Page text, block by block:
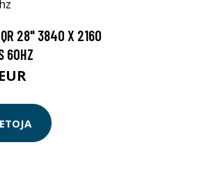
28" 3840 X 2160
60HZ